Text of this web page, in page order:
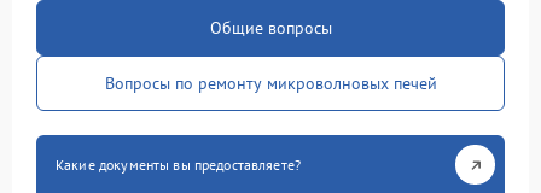
Общие вопросы
Вопросы по ремонту микроволновых печей
Какие документы вы предоставляете?